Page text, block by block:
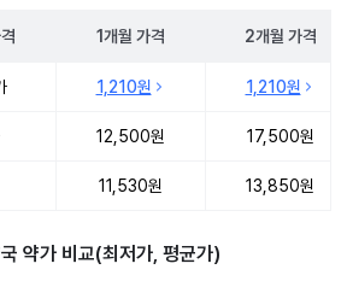
1개월 가격 2개월 가격
1,210원 1,210원
12,500원 17,500원
11,530원 13,850원
약가 비교(최저가, 평균가)